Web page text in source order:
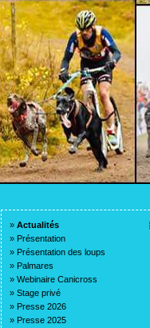
» Actualités
» Présentation
» Présentation des loups
» Palmares
» Webinaire Canicross
» Stage privé
» Presse 2026
» Presse 2025